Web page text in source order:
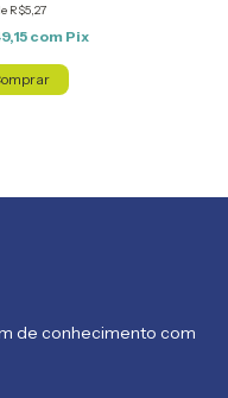
R$5,27
com Pix
de conhecimento com